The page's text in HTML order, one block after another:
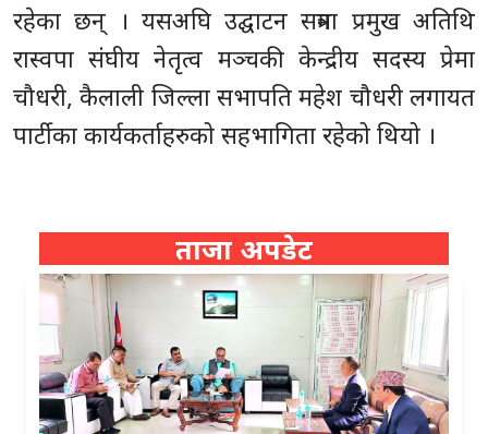
रहेका छन् । यसअघि उद्घाटन सत्रमा प्रमुख अतिथि
रास्वपा संघीय नेतृत्व मञ्चकी केन्द्रीय सदस्य प्रेमा
चौधरी, कैलाली जिल्ला सभापति महेश चौधरी लगायत
पार्टीका कार्यकर्ताहरुको सहभागिता रहेको थियो ।
ताजा अपडेट